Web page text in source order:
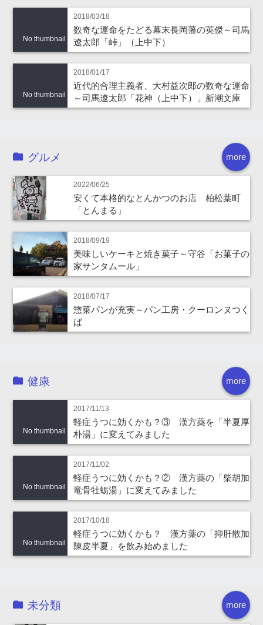
No thumbnail
2018/03/18
数奇な運命をたどる幕末長岡藩の英傑～司馬
遼太郎「峠」（上中下）
No thumbnail
2018/01/17
近代的合理主義者、大村益次郎の数奇な運命
～司馬遼太郎「花神（上中下）」新潮文庫
more
グルメ
2022/06/25
安くて本格的なとんかつのお店 柏松葉町
「とんまる」
2018/09/19
美味しいケーキと焼き菓子～守谷「お菓子の
家サンタムール」
2018/07/17
惣菜パンが充実～パン工房・クーロンヌつく
ば
more
健康
No thumbnail
2017/11/13
軽症うつに効くかも？③ 漢方薬を「半夏厚
朴湯」に変えてみました
No thumbnail
2017/11/02
軽症うつに効くかも？② 漢方薬の「柴胡加
竜骨牡蛎湯」に変えてみました
No thumbnail
2017/10/18
軽症うつに効くかも？ 漢方薬の「抑肝散加
陳皮半夏」を飲み始めました
more
未分類